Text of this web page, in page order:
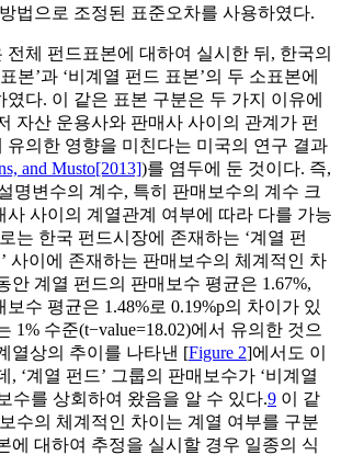
방법으로 조정된 표준오차를 사용하였다.
전체 펀드표본에 대하여 실시한 뒤, 한국의
본’과 ‘비계열 펀드 표본’의 두 소표본에
다. 이 같은 표본 구분은 두 가지 이유에
자산 운용사와 판매사 사이의 관계가 펀
유의한 영향을 미친다는 미국의 연구 결과
and Musto[2013])를 염두에 둔 것이다. 즉,
명변수의 계수, 특히 판매보수의 계수 크
사 사이의 계열관계 여부에 따라 다를 가능
는 한국 펀드시장에 존재하는 ‘계열 펀
’ 사이에 존재하는 판매보수의 체계적인 차
안 계열 펀드의 판매보수 평균은 1.67%,
수 평균은 1.48%로 0.19%p의 차이가 있
1% 수준(t−value=18.02)에서 유의한 것으
열상의 추이를 나타낸 [Figure 2]에서도 이
, ‘계열 펀드’ 그룹의 판매보수가 ‘비계열
수를 상회하여 왔음을 알 수 있다.9 이 같
수의 체계적인 차이는 계열 여부를 구분
에 대하여 추정을 실시할 경우 일종의 식